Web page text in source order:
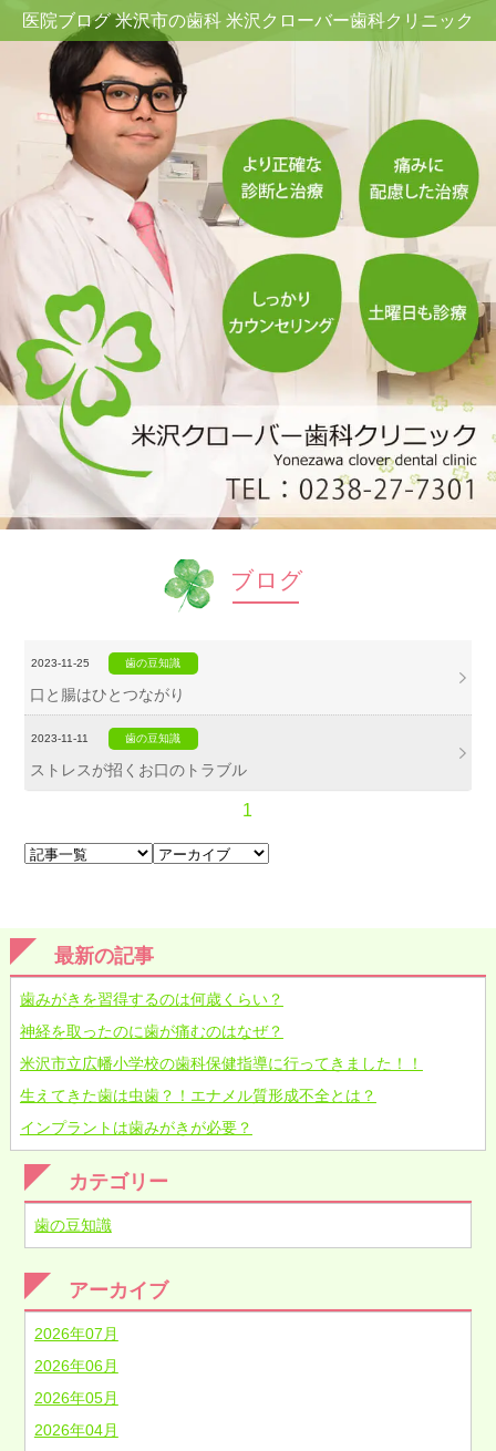
医院ブログ 米沢市の歯科 米沢クローバー歯科クリニック
ブログ
2023-11-25 歯の豆知識
口と腸はひとつながり
2023-11-11 歯の豆知識
ストレスが招くお口のトラブル
1
最新の記事
歯みがきを習得するのは何歳くらい？
神経を取ったのに歯が痛むのはなぜ？
米沢市立広幡小学校の歯科保健指導に行ってきました！！
生えてきた歯は虫歯？！エナメル質形成不全とは？
インプラントは歯みがきが必要？
カテゴリー
歯の豆知識
アーカイブ
2026年07月
2026年06月
2026年05月
2026年04月